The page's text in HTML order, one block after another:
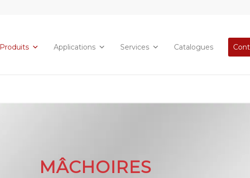
Produits Applications Services Catalogues
MÂCHOIRES